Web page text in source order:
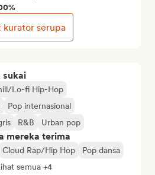
sukai
Lo-fi Hip-Hop
Pop internasional
R&B Urban pop
mereka terima
Cloud Rap/Hip Hop
Pop dansa
semua +4
kurator serupa